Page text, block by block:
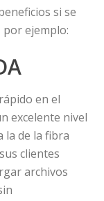
si se
por ejemplo:
en el
excelente nivel
la de la fibra
clientes
archivos